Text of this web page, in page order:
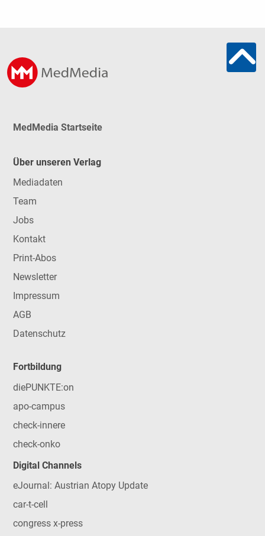
MedMedia Startseite
Über unseren Verlag
Mediadaten
Team
Jobs
Kontakt
Print-Abos
Newsletter
Impressum
AGB
Datenschutz
Fortbildung
diePUNKTE:on
apo-campus
check-innere
check-onko
Digital Channels
eJournal: Austrian Atopy Update
car-t-cell
congress x-press